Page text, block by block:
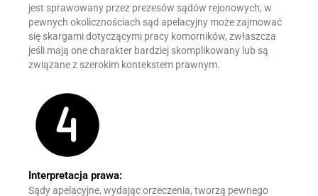
jest sprawowany przez prezesów sądów rejonowych, w
pewnych okolicznościach sąd apelacyjny może zajmować
się skargami dotyczącymi pracy komorników, zwłaszcza
jeśli mają one charakter bardziej skomplikowany lub są
związane z szerokim kontekstem prawnym.
Interpretacja prawa:
Sądy apelacyjne, wydając orzeczenia, tworzą pewnego